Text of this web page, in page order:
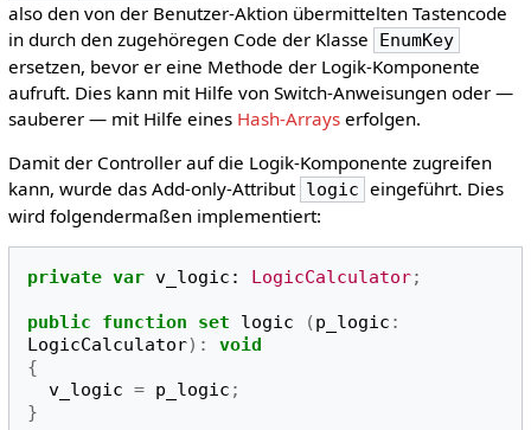
also den von der Benutzer-Aktion übermittelten Tastencode
in durch den zugehöregen Code der Klasse
EnumKey
ersetzen, bevor er eine Methode der Logik-Komponente
aufruft. Dies kann mit Hilfe von Switch-Anweisungen oder —
sauberer — mit Hilfe eines Hash-Arrayserfolgen.
Damit der Controller auf die Logik-Komponente zugreifen
kann, wurde das Add-only-Attribut logic eingeführt. Dies
wird folgendermaßen implementiert:
private var v_logic : LogicCalculator;
public function set logic (p_logic :
LogicCalculator):
void
{
v_logic = p_logic ;
}